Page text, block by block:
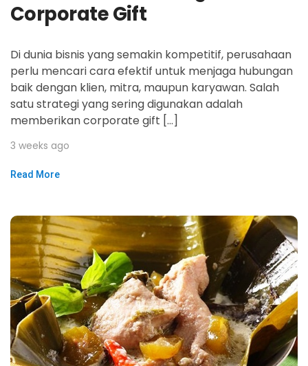
Corporate Gift
Di dunia bisnis yang semakin kompetitif, perusahaan
perlu mencari cara efektif untuk menjaga hubungan
baik dengan klien, mitra, maupun karyawan. Salah
satu strategi yang sering digunakan adalah
memberikan corporate gift […]
3 weeks ago
Read More